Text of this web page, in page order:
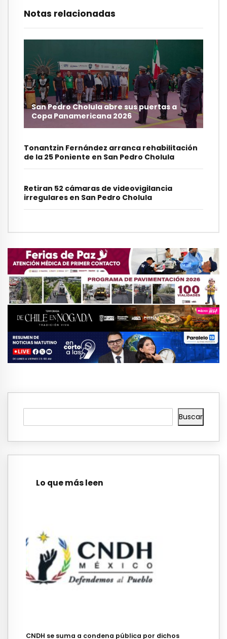
Notas relacionadas
San Pedro Cholula abre sus puertas a
Copa Panamericana 2026
Tonantzin Fernández arranca rehabilitación
de la 25 Poniente en San Pedro Cholula
Retiran 52 cámaras de videovigilancia
irregulares en San Pedro Cholula
Buscar
Lo que más leen
CNDH se suma a condena pública por dichos